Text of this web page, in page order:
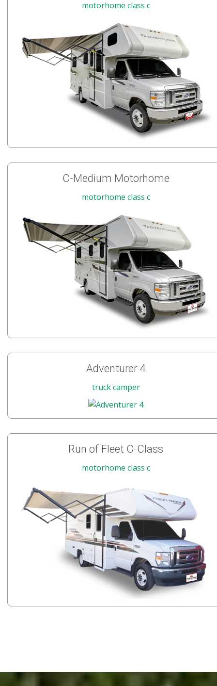
motorhome class c
C-Medium Motorhome
motorhome class c
Adventurer 4
truck camper
Run of Fleet C-Class
motorhome class c